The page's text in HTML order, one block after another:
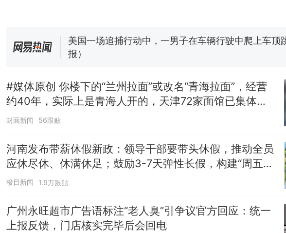
美国一场追捕行动中，一男子在车辆行驶中爬上车顶
报）
美国渔民钓获鲨鱼徒手将其拽回大海 目击者直呼震
参考消息）
西班牙飞地休达边境，摩洛哥士兵搬起大石块投向
#媒体原创 你楼下的“兰州拉面”或改名“青海拉面”，经营
约40年，实际上是青海人开的，天津72家面馆已集体更
换招牌
封面新闻 56跟贴
河南发布带薪休假新政：领导干部要带头休假，推动全员
应休尽休、休满休足；鼓励3-7天弹性长假，构建“周五半
天+周末+年假”短途度假模式
极目新闻 1.9万跟贴
广州永旺超市广告语标注“老人臭”引争议官方回应：统一
上报反馈，门店核实完毕后会回电